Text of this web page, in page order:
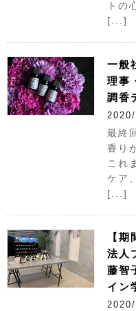
トの
[...]
一般
理事
調香
最終
香り
これ
ケア
[...]
【
法人
藤智
イン